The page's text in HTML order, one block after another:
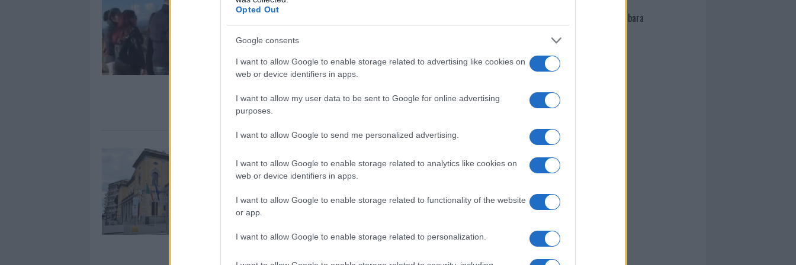
Opted Out
Google consents
I want to allow Google to enable storage related to advertising like cookies on
web or device identifiers in apps.
I want to allow my user data to be sent to Google for online advertising
purposes.
I want to allow Google to send me personalized advertising.
I want to allow Google to enable storage related to analytics like cookies on
web or device identifiers in apps.
I want to allow Google to enable storage related to functionality of the website
or app.
I want to allow Google to enable storage related to personalization.
La protesta dei cittadini contro il Piano
Mancini: “No all’esproprio dei terreni”
ritrovati questa mattina. Arrabbiati ed agguerriti.
Una protesta determinata la loro contro il Piano
Mancini, ovvero quel piano che dovrebbe
salvaguardare…
Grande partecipazione al convegno sulla
partecipazione per il seminario tenutosi giovedì 16
Demontis Maria Barbara
Paolo Sangaino